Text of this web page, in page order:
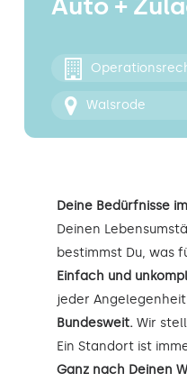
Kontakt
Auto +
Walsrode
Deine Bedürfnisse
Deinen
bestimmst Du, was
Einfach und
jeder
Bundesweit. Wir
Ein Standort ist
Ganz nach Deinen